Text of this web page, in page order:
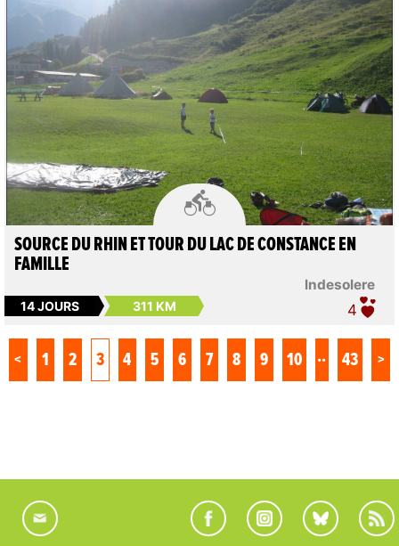

lndesolere
SOURCE DU RHIN ET TOUR DU LAC DE CONSTANCE EN
FAMILLE
14 JOURS 311 KM 4
< 1 2 3 4 5 6 7 8 9 10 .. 43 >